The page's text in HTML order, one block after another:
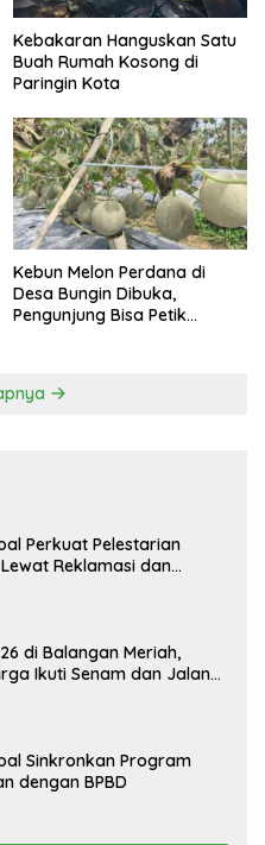
Kebakaran Hanguskan Satu
Buah Rumah Kosong di
Paringin Kota
Kebun Melon Perdana di
Desa Bungin Dibuka,
Pengunjung Bisa Petik
Perkuat Pelestarian
Reklamasi dan
di Balangan Meriah,
Ikuti Senam dan Jalan
Sinkronkan Program
dengan BPBD